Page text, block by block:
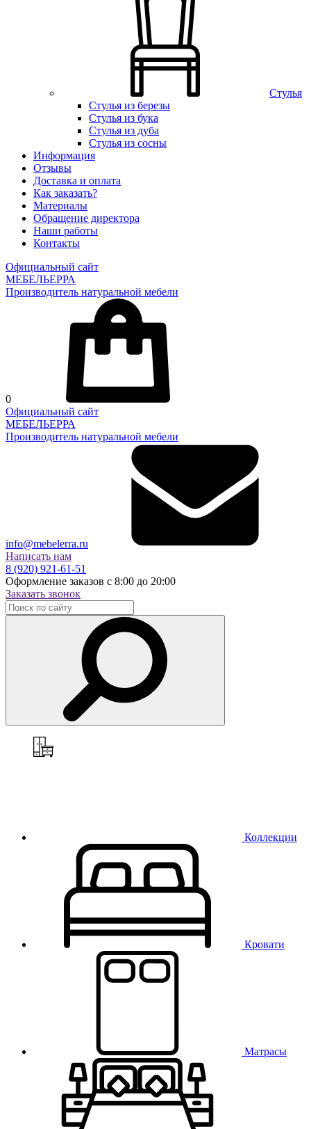
Стулья
Стулья из березы
Стулья из бука
Стулья из дуба
Стулья из сосны
Информация
Отзывы
Доставка и оплата
Как заказать?
Материалы
Обращение директора
Наши работы
Контакты
Официальный сайт
МЕБЕЛЬЕРРА
Производитель натуральной мебели
0
Официальный сайт
МЕБЕЛЬЕРРА
Производитель натуральной мебели
info@mebelerra.ru
Написать нам
8 (920) 921-61-51
Оформление заказов с 8:00 до 20:00
Заказать звонок
Коллекции
Кровати
Матрасы